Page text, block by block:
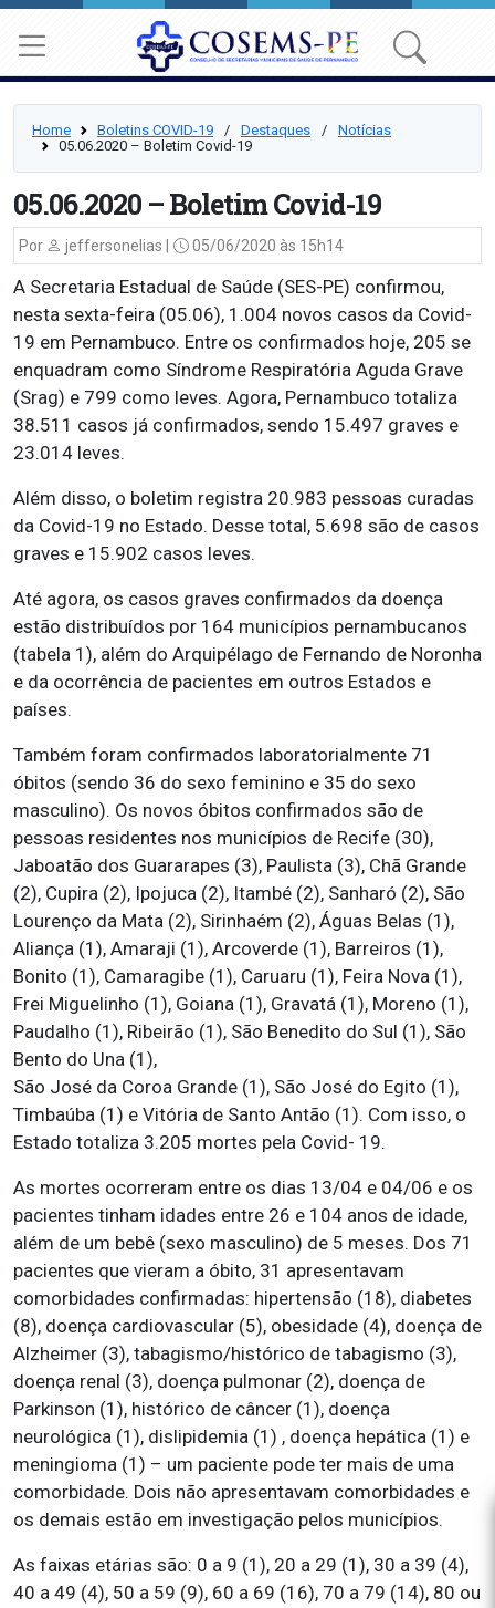
Home Boletins COVID-19 ⠀/⠀ Destaques ⠀/⠀ Notícias
05.06.2020 – Boletim Covid-19
05.06.2020 – Boletim Covid-19
Por jeffersonelias | 05/06/2020 às 15h14
A Secretaria Estadual de Saúde (SES-PE) confirmou,
nesta sexta-feira (05.06), 1.004 novos casos da Covid-
19 em Pernambuco. Entre os confirmados hoje, 205 se
enquadram como Síndrome Respiratória Aguda Grave
(Srag) e 799 como leves. Agora, Pernambuco totaliza
38.511 casos já confirmados, sendo 15.497 graves e
23.014 leves.
Além disso, o boletim registra 20.983 pessoas curadas
da Covid-19 no Estado. Desse total, 5.698 são de casos
graves e 15.902 casos leves.
Até agora, os casos graves confirmados da doença
estão distribuídos por 164 municípios pernambucanos
(tabela 1), além do Arquipélago de Fernando de Noronha
e da ocorrência de pacientes em outros Estados e
países.
Também foram confirmados laboratorialmente 71
óbitos (sendo 36 do sexo feminino e 35 do sexo
masculino). Os novos óbitos confirmados são de
pessoas residentes nos municípios de Recife (30),
Jaboatão dos Guararapes (3), Paulista (3), Chã Grande
(2), Cupira (2), Ipojuca (2), Itambé (2), Sanharó (2), São
Lourenço da Mata (2), Sirinhaém (2), Águas Belas (1),
Aliança (1), Amaraji (1), Arcoverde (1), Barreiros (1),
Bonito (1), Camaragibe (1), Caruaru (1), Feira Nova (1),
Frei Miguelinho (1), Goiana (1), Gravatá (1), Moreno (1),
Paudalho (1), Ribeirão (1), São Benedito do Sul (1), São
Bento do Una (1),
São José da Coroa Grande (1), São José do Egito (1),
Timbaúba (1) e Vitória de Santo Antão (1). Com isso, o
Estado totaliza 3.205 mortes pela Covid- 19.
As mortes ocorreram entre os dias 13/04 e 04/06 e os
pacientes tinham idades entre 26 e 104 anos de idade,
além de um bebê (sexo masculino) de 5 meses. Dos 71
pacientes que vieram a óbito, 31 apresentavam
comorbidades confirmadas: hipertensão (18), diabetes
(8), doença cardiovascular (5), obesidade (4), doença de
Alzheimer (3), tabagismo/histórico de tabagismo (3),
doença renal (3), doença pulmonar (2), doença de
Parkinson (1), histórico de câncer (1), doença
neurológica (1), dislipidemia (1) , doença hepática (1) e
meningioma (1) – um paciente pode ter mais de uma
comorbidade. Dois não apresentavam comorbidades e
os demais estão em investigação pelos municípios.
As faixas etárias são: 0 a 9 (1), 20 a 29 (1), 30 a 39 (4),
40 a 49 (4), 50 a 59 (9), 60 a 69 (16), 70 a 79 (14), 80 ou